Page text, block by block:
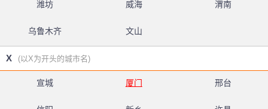
潍坊 威海 渭南
乌鲁木齐 文山
X (以X为开头的城市名)
宣城 厦门 邢台